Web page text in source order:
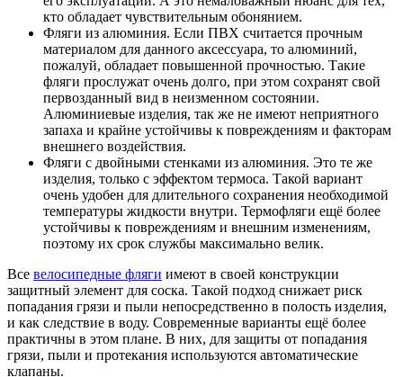
кто обладает чувствительным обонянием.
Фляги из алюминия. Если ПВХ считается прочным
материалом для данного аксессуара, то алюминий,
пожалуй, обладает повышенной прочностью. Такие
фляги прослужат очень долго, при этом сохранят свой
первозданный вид в неизменном состоянии.
Алюминиевые изделия, так же не имеют неприятного
запаха и крайне устойчивы к повреждениям и факторам
внешнего воздействия.
Фляги с двойными стенками из алюминия. Это те же
изделия, только с эффектом термоса. Такой вариант
очень удобен для длительного сохранения необходимой
температуры жидкости внутри. Термофляги ещё более
устойчивы к повреждениям и внешним изменениям,
поэтому их срок службы максимально велик.
Все велоcипедные фляги имеют в своей конструкции
защитный элемент для соска. Такой подход снижает риск
попадания грязи и пыли непосредственно в полость изделия,
и как следствие в воду. Современные варианты ещё более
практичны в этом плане. В них, для защиты от попадания
грязи, пыли и протекания используются автоматические
клапаны.